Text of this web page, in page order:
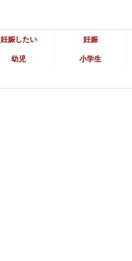
妊娠したい 妊娠
幼児 小学生